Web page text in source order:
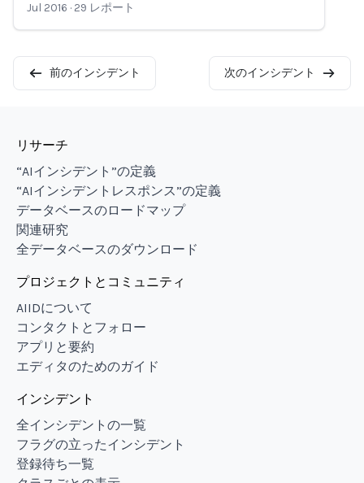
Jul 2016 · 29 レポート
前のインシデント 次のインシデント
リサーチ
“AIインシデント”の定義
“AIインシデントレスポンス”の定義
データベースのロードマップ
関連研究
全データベースのダウンロード
プロジェクトとコミュニティ
AIIDについて
コンタクトとフォロー
アプリと要約
エディタのためのガイド
インシデント
全インシデントの一覧
フラグの立ったインシデント
登録待ち一覧